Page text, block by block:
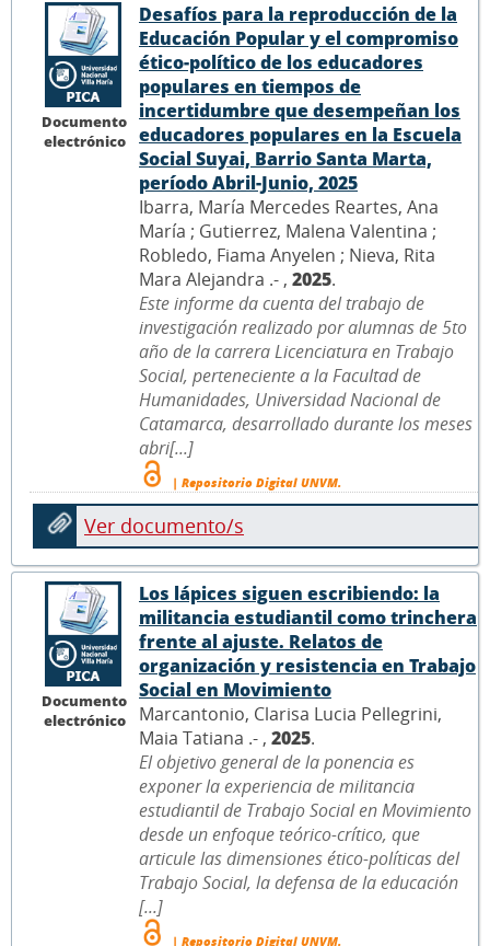
Documento
electrónico
Desafíos para la reproducción de la
Educación Popular y el compromiso
ético-político de los educadores
populares en tiempos de
incertidumbre que desempeñan los
educadores populares en la Escuela
Social Suyai, Barrio Santa Marta,
período Abril-Junio, 2025
Ibarra, María Mercedes Reartes, Ana
María ; Gutierrez, Malena Valentina ;
Robledo, Fiama Anyelen ; Nieva, Rita
Mara Alejandra .- , 2025.
Este informe da cuenta del trabajo de
investigación realizado por alumnas de 5to
año de la carrera Licenciatura en Trabajo
Social, perteneciente a la Facultad de
Humanidades, Universidad Nacional de
Catamarca, desarrollado durante los meses
abri[...]
| Repositorio Digital UNVM.
Ver documento/s
Documento
electrónico
Los lápices siguen escribiendo: la
militancia estudiantil como trinchera
frente al ajuste. Relatos de
organización y resistencia en Trabajo
Social en Movimiento
Marcantonio, Clarisa Lucia Pellegrini,
Maia Tatiana .- , 2025.
El objetivo general de la ponencia es
exponer la experiencia de militancia
estudiantil de Trabajo Social en Movimiento
desde un enfoque teórico-crítico, que
articule las dimensiones ético-políticas del
Trabajo Social, la defensa de la educación
[...]
| Repositorio Digital UNVM.